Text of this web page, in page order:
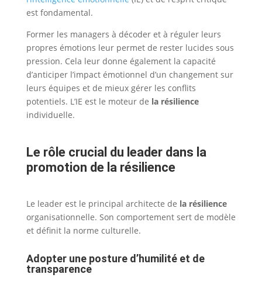
est fondamental.
Former les managers à décoder et à réguler leurs
propres émotions leur permet de rester lucides sous
pression. Cela leur donne également la capacité
d’anticiper l’impact émotionnel d’un changement sur
leurs équipes et de mieux gérer les conflits
potentiels. L’IE est le moteur de la résilience
individuelle.
Le rôle crucial du leader dans la
promotion de la résilience
Le leader est le principal architecte de la résilience
organisationnelle. Son comportement sert de modèle
et définit la norme culturelle.
Adopter une posture d’humilité et de
transparence